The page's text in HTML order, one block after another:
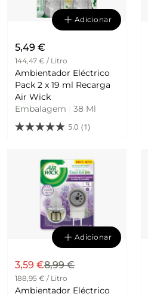
Adicionar
5,49 €
144,47 € / Litro
Ambientador Eléctrico
Pack 2 x 19 ml Recarga
Air Wick
Embalagem
38 Ml
5.0 (1)
Adicionar
3,59 €8,99 €
188,95 € / Litro
Ambientador Eléctrico